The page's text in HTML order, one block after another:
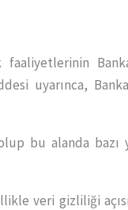
uyarınca,
bu alanda
veri gizliliği